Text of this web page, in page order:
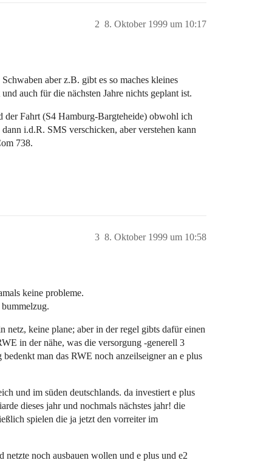
8. Oktober 1999 um 10:17
2
aber z.B. gibt es so maches kleines
auch für die nächsten Jahre nichts geplant ist.
der Fahrt (S4 Hamburg-Bargteheide) obwohl ich
i.d.R. SMS verschicken, aber verstehen kann
738.
8. Oktober 1999 um 10:58
3
keine probleme.
netz, keine plane; aber in der regel gibts dafür einen
in der nähe, was die versorgung -generell 3
man das RWE noch anzeilseigner an e plus
und im süden deutschlands. da investiert e plus
dieses jahr und nochmals nächstes jahr! die
spielen die ja jetzt den vorreiter im
noch ausbauen wollen und e plus und e2